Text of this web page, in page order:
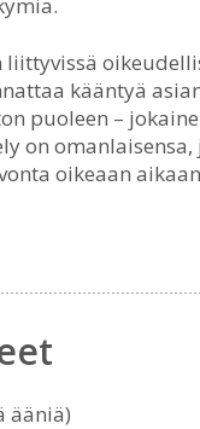
liittyvissä
kääntyä
puoleen –
on omanlaisensa,
oikeaan
ääniä)